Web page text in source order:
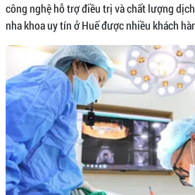
công nghệ hỗ trợ điều trị và chất lượng
nha khoa uy tín ở Huế được nhiều khách